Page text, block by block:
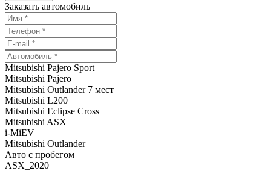
Заказать автомобиль
Mitsubishi Pajero Sport
Mitsubishi Pajero
Mitsubishi Outlander 7 мест
Mitsubishi L200
Mitsubishi Eclipse Cross
Mitsubishi ASX
i-MiEV
Mitsubishi Outlander
Авто с пробегом
ASX_2020